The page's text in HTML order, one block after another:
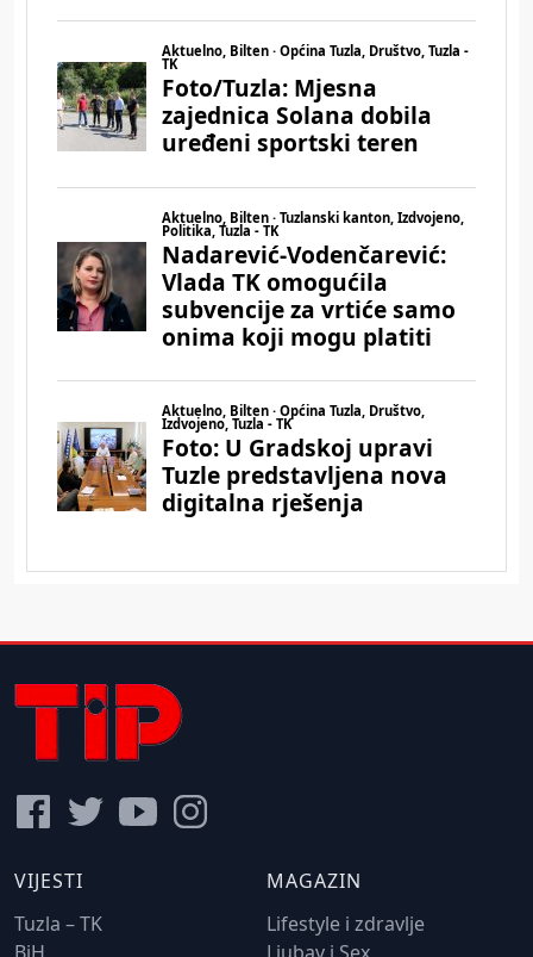
VIJESTI
Tuzla – TK
MAGAZIN
Lifestyle i zdravlje